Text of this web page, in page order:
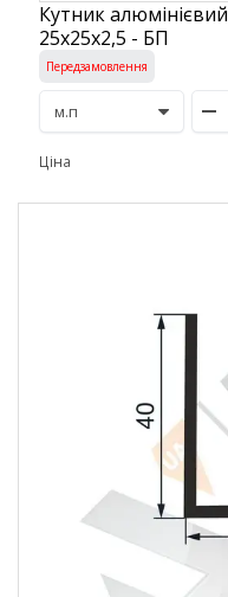
Кутник алюмінієвий
25х25х2,5 - БП
Передзамовлення
Ціна